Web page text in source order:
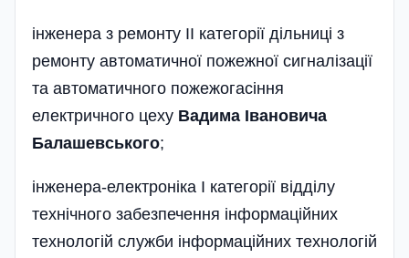
інженера з ремонту II категорії дільниці з
ремонту автоматичної пожежної сигналізації
та автоматичного пожежогасіння
електричного цеху Вадима Івановича
Балашевського;
інженера-електроніка І катего­рії відділу
технічного забезпечення інформаційних
технологій служби інформаційних технологій